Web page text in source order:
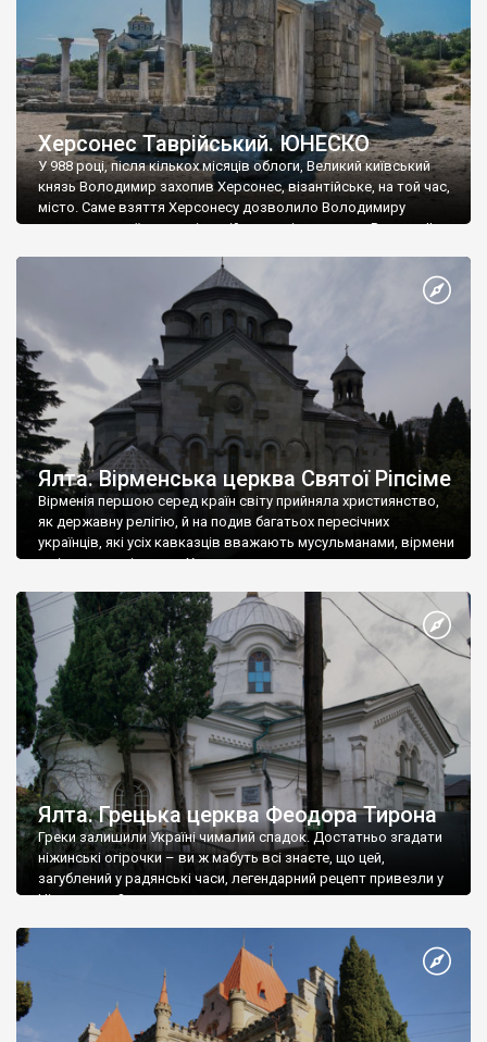
Херсонес Таврійський. ЮНЕСКО
У 988 році, після кількох місяців облоги, Великий київський
князь Володимир захопив Херсонес, візантійське, на той час,
місто. Саме взяття Херсонесу дозволило Володимиру
диктувати свої умови візантійському імператору Василю ІІ, та
Херсонесі Володимир-язичник, став Василем-християнином.
А потім було Хрещення Русі. На честь Херсонесу Таврійського
Ялта. Вірменська церква Святої Ріпсіме
Вірменія першою серед країн світу прийняла християнство,
як державну релігію, й на подив багатьох пересічних
українців, які усіх кавказців вважають мусульманами, вірмени
є відданими вірянами Христа
Ялта. Грецька церква Феодора Тирона
Греки залишили Україні чималий спадок. Достатньо згадати
ніжинські огірочки – ви ж мабуть всі знаєте, що цей,
загублений у радянські часи, легендарний рецепт привезли у
Ніжин греки?